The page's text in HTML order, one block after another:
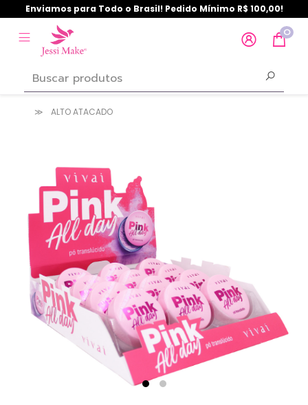
Enviamos para Todo o Brasil! Pedido Mínimo R$ 100,00!
0
ALTO ATACADO